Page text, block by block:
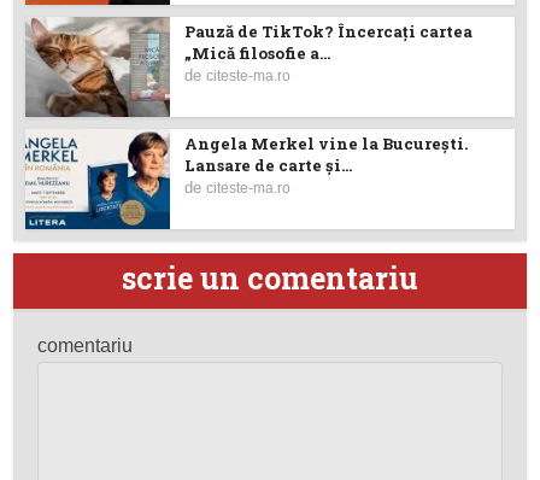
Pauză de TikTok? Încercaţi cartea
„Mică filosofie a...
deciteste-ma.ro
Angela Merkel vine la București.
Lansare de carte şi...
deciteste-ma.ro
scrie un comentariu
comentariu